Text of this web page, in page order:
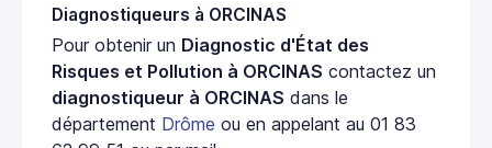
Diagnostiqueurs à ORCINAS
Pour obtenir un Diagnostic d'État des
Risques et Pollution à ORCINAS contactez un
diagnostiqueur à ORCINAS dans le
département Drôme ou en appelant au 01 83